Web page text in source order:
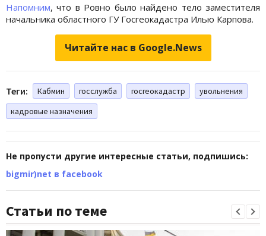
Напомним, что в Ровно было найдено тело заместителя
начальника областного ГУ Госгеокадастра Илью Карпова.
Читайте нас в Google.News
Теги: Кабмин госслужба госгеокадастр
увольнения
кадровые назначения
Не пропусти другие интересные статьи, подпишись:
bigmir)net в facebook
Статьи по теме